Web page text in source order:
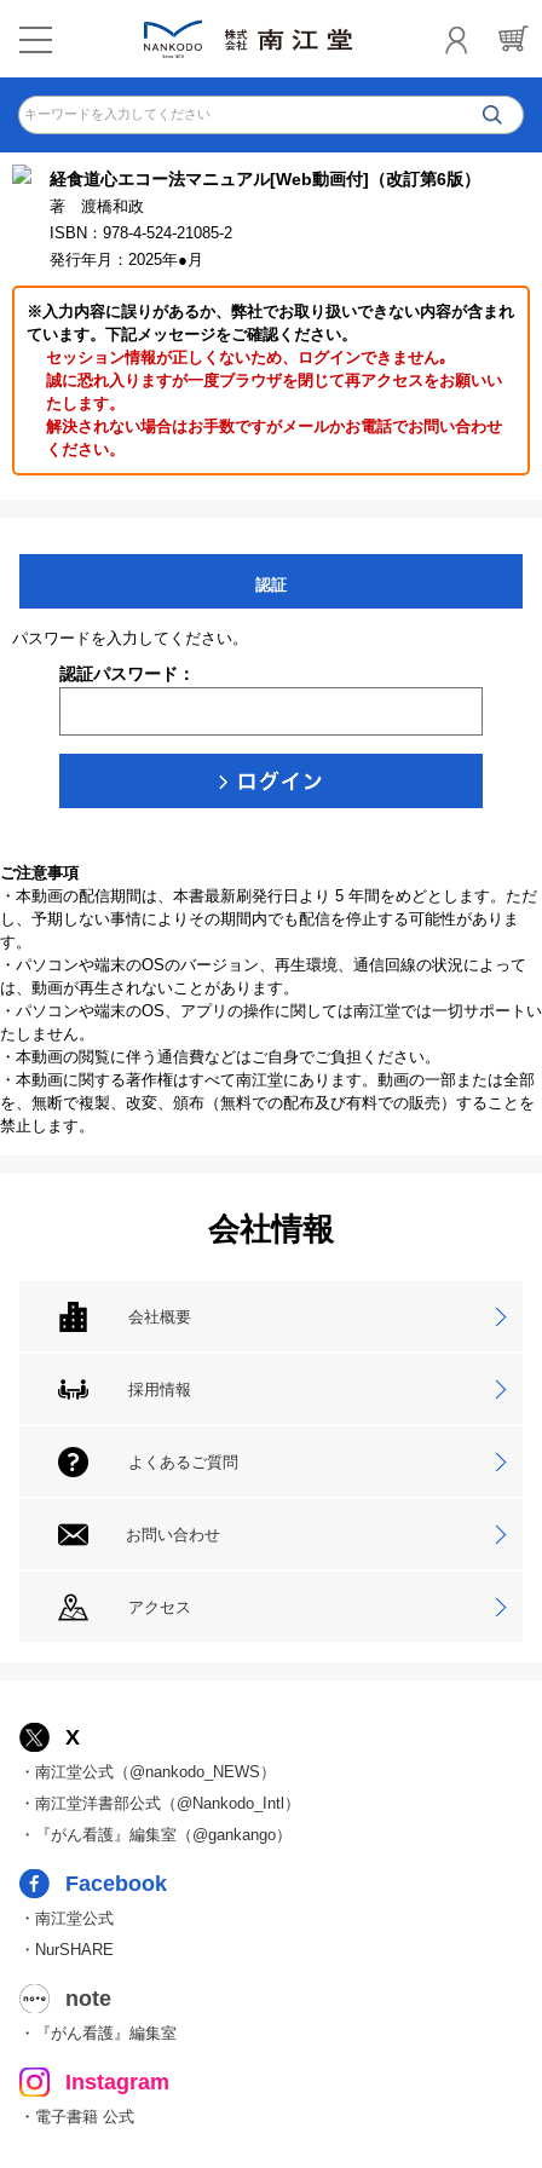
キーワードを入力してください
経食道心エコー法マニュアル[Web動画付]（改訂第6版）
著 渡橋和政
ISBN：978-4-524-21085-2
発行年月：2025年●月
※入力内容に誤りがあるか、弊社でお取り扱いできない内容が含まれ
ています。下記メッセージをご確認ください。
セッション情報が正しくないため、ログインできません｡
誠に恐れ入りますが一度ブラウザを閉じて再アクセスをお願いい
たします。
解決されない場合はお手数ですがメールかお電話でお問い合わせ
ください。
認証
パスワードを入力してください。
認証パスワード：
ご注意事項
・本動画の配信期間は、本書最新刷発行日より 5 年間をめどとします。ただ
し、予期しない事情によりその期間内でも配信を停止する可能性がありま
す。
・パソコンや端末のOSのバージョン、再生環境、通信回線の状況によって
は、動画が再生されないことがあります。
・パソコンや端末のOS、アプリの操作に関しては南江堂では一切サポートい
たしません。
・本動画の閲覧に伴う通信費などはご自身でご負担ください。
・本動画に関する著作権はすべて南江堂にあります。動画の一部または全部
を、無断で複製、改変、頒布（無料での配布及び有料での販売）することを
禁止します。
会社情報
会社概要
採用情報
よくあるご質問
お問い合わせ
アクセス
X
・南江堂公式（@nankodo_NEWS）
・南江堂洋書部公式（@Nankodo_Intl）
・『がん看護』編集室（@gankango）
Facebook
・南江堂公式
・NurSHARE
note
・『がん看護』編集室
Instagram
・電子書籍 公式